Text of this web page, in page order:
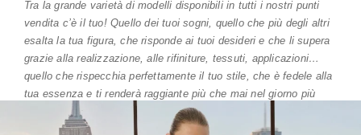
Tra la grande varietà di modelli disponibili in tutti i nostri punti
vendita c’è il tuo! Quello dei tuoi sogni, quello che più degli altri
esalta la tua figura, che risponde ai tuoi desideri e che li supera
grazie alla realizzazione, alle rifiniture, tessuti, applicazioni…
quello che rispecchia perfettamente il tuo stile, che è fedele alla
tua essenza e ti renderà raggiante più che mai nel giorno più
speciale della tua vita.